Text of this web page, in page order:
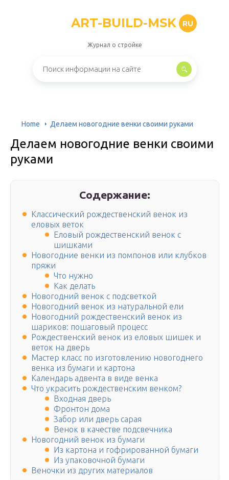
ART-BUILD-MSK RU
Журнал о стройке
Home Делаем новогодние венки своими руками
Делаем новогодние венки своими
руками
Содержание:
Классический рождественский венок из
еловых веток
Еловый рождественский венок с
шишками
Новогодние венки из помпонов или клубков
пряжи
Что нужно
Как делать
Новогодний венок с подсветкой
Новогодний венок из натуральной ели
Новогодний рождественский венок из
шариков: пошаговый процесс
Рождественский венок из еловых шишек и
веток на дверь
Мастер класс по изготовлению новогоднего
венка из бумаги и картона
Календарь адвента в виде венка
Что украсить рождественским венком?
Входная дверь
Фронтон дома
Забор или дверь сарая
Венок в качестве подсвечника
Новогодний венок из бумаги
Из картона и гофрированной бумаги
Из упаковочной бумаги
Веночки из других материалов